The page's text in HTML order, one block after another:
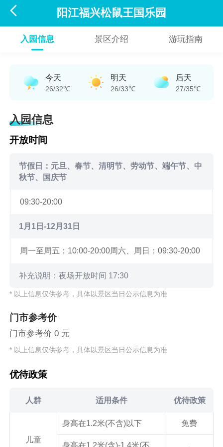
 阳江福兴松鼠王国乐园
入园信息 景区介绍 游玩指南
今天
26/32℃
明天
26/33℃
后天
27/35℃
入园信息
开放时间
节假日：元旦、春节、清明节、劳动节、端午节、中
秋节、国庆节
09:30-20:00
1月1日-12月31日
周一至周五：10:00-20:00周六、周日：09:30-20:00
补充说明：夜场开放时间 17:30
* 以上信息仅供参考，具体以景区当日公示信息为准
门市参考价
门市参考价 0 元
* 以上信息仅供参考，具体以景区当日公示信息为准
优待政策
人群 适用条件 优待政策
儿童
身高在1.2米(不含)以下 免费
身高在1.2米(含)-1.4米(不